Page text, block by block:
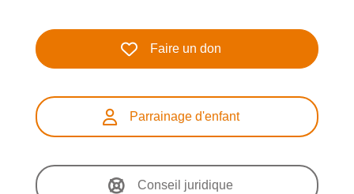
Faire un don
Parrainage d'enfant
Conseil juridique